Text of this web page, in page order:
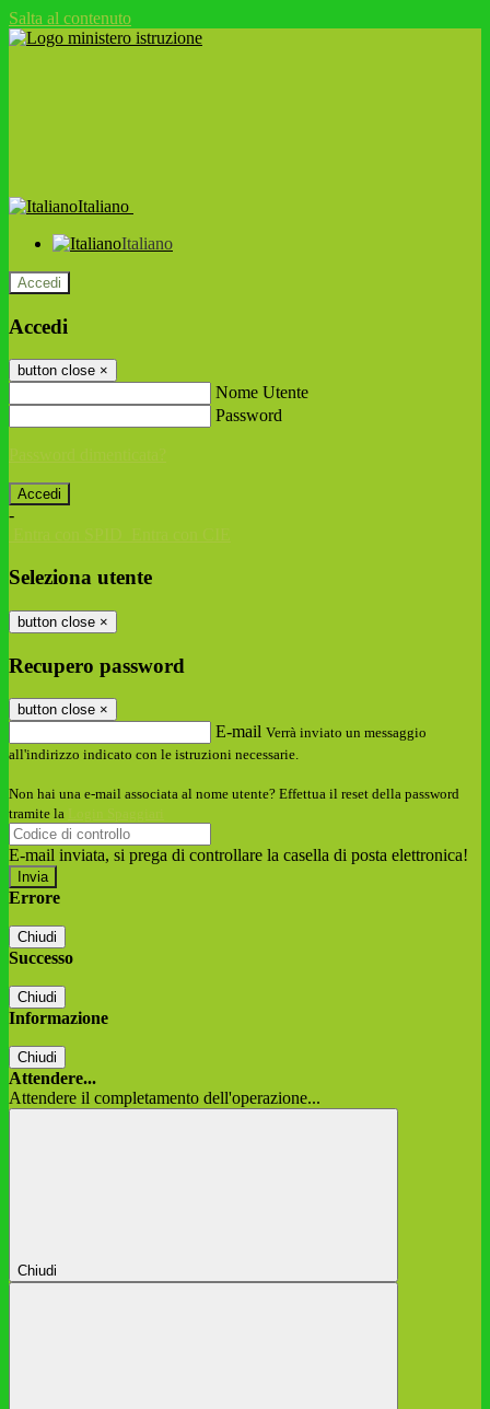
Salta al contenuto
Italiano
Italiano
Accedi
Accedi
button close ×
Nome Utente
Password
-
Seleziona utente
button close ×
Recupero password
button close ×
E-mail Verrà inviato un messaggio
all'indirizzo indicato con le istruzioni necessarie.
Non hai una e-mail associata al nome utente? Effettua il reset della password
tramite la
E-mail inviata, si prega di controllare la casella di posta elettronica!
Errore
Chiudi
Successo
Chiudi
Informazione
Chiudi
Attendere...
Attendere il completamento dell'operazione...
Chiudi